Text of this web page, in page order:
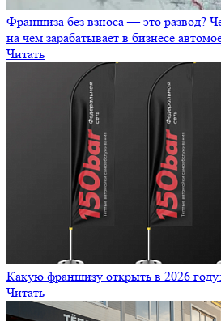
Франшиза без взноса — это развод?
на чем зарабатывает в бизнесе
Читать
Какую франшизу открыть в 2026
Читать